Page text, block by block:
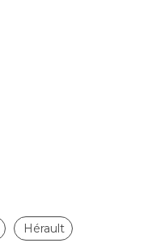
Hérault